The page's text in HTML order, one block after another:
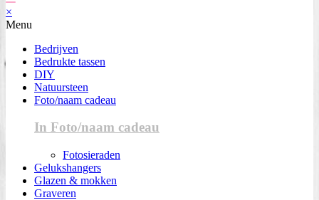
×
Menu
Bedrijven
Bedrukte tassen
DIY
Natuursteen
Foto/naam cadeau
In Foto/naam cadeau
Fotosieraden
Gelukshangers
Glazen & mokken
Graveren